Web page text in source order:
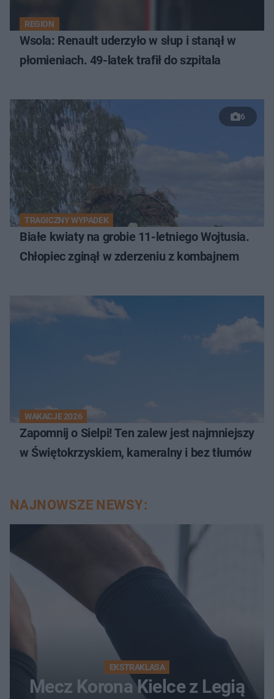
REGION
Wsola: Renault uderzyło w słup i stanął w
płomieniach. 49-latek trafił do szpitala
6
TRAGICZNY WYPADEK
Białe kwiaty na grobie 11-letniego Wojtusia.
Chłopiec zginął w zderzeniu z kombajnem
WAKACJE 2026
Zapomnij o Sielpi! Ten zalew jest najmniejszy
w Świętokrzyskiem, kameralny i bez tłumów
NAJNOWSZE NEWSY:
EKSTRAKLASA
Mecz Korona Kielce z Legią